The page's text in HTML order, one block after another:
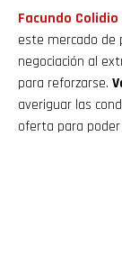
Facundo Colidio
este mercado de
negociación al
para reforzarse.
averiguar las
oferta para